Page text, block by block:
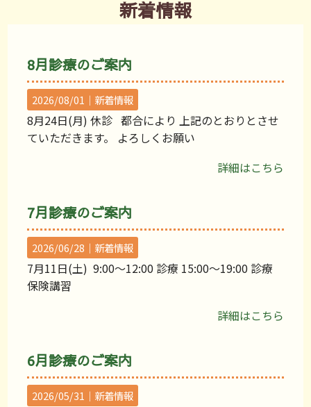
新着情報
8月診療のご案内
2026/08/01｜ 新着情報
8月24日(月) 休診 都合により 上記のとおりとさせ
ていただきます。 よろしくお願い
詳細はこちら
7月診療のご案内
2026/06/28｜ 新着情報
7月11日(土) 9:00〜12:00 診療 15:00〜19:00 診療
保険講習
詳細はこちら
6月診療のご案内
2026/05/31｜ 新着情報